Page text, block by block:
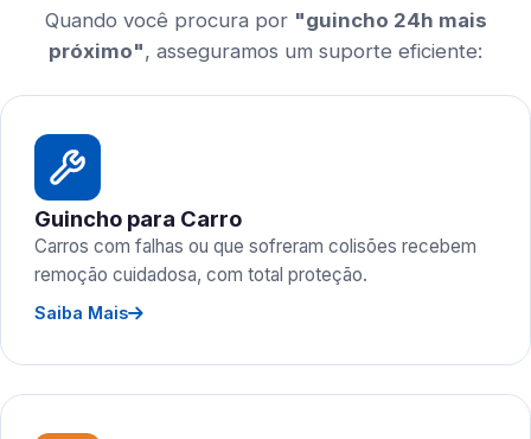
Quando você procura por "guincho 24h mais
próximo", asseguramos um suporte eficiente:
Guincho para Carro
Carros com falhas ou que sofreram colisões recebem
remoção cuidadosa, com total proteção.
Saiba Mais